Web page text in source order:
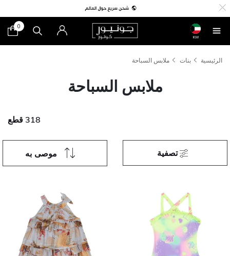
KW
0
الرئيسية بنات ملابس السباحة
ملابس السباحة
318 قطع
موصى به تصفية